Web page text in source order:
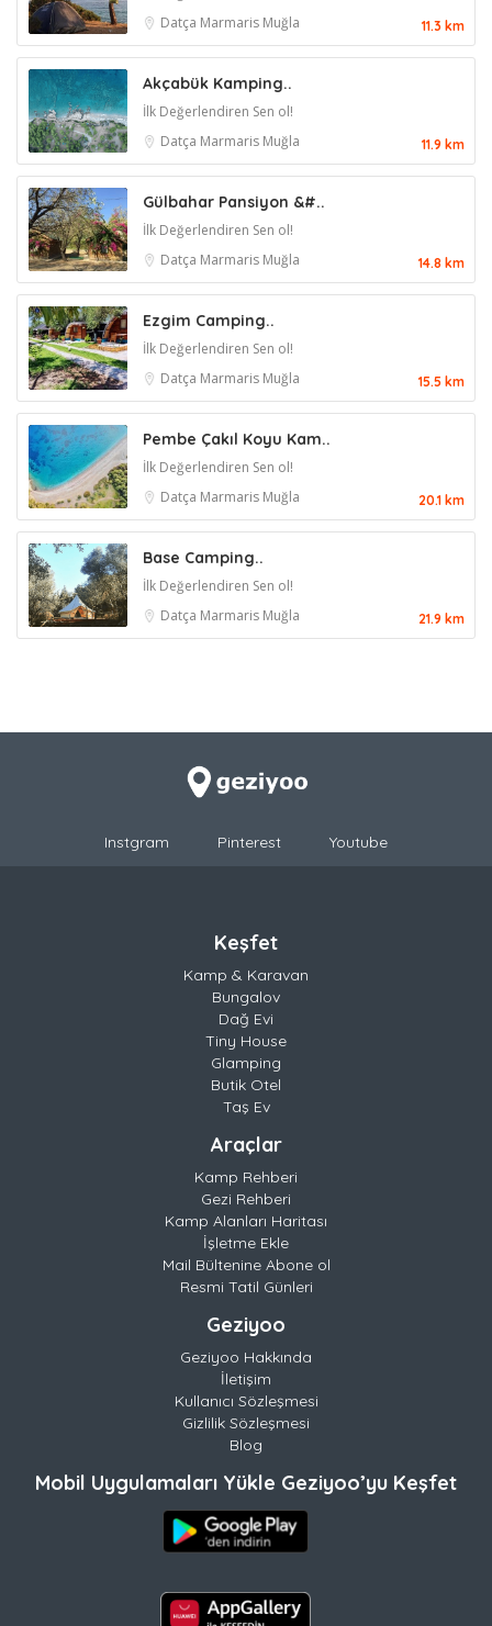
Datça Marmaris Muğla 11.3 km
Akçabük Kamping..
İlk Değerlendiren Sen ol!
Datça Marmaris Muğla 11.9 km
Gülbahar Pansiyon &#..
İlk Değerlendiren Sen ol!
Datça Marmaris Muğla 14.8 km
Ezgim Camping..
İlk Değerlendiren Sen ol!
Datça Marmaris Muğla 15.5 km
Pembe Çakıl Koyu Kam..
İlk Değerlendiren Sen ol!
Datça Marmaris Muğla 20.1 km
Base Camping..
İlk Değerlendiren Sen ol!
Datça Marmaris Muğla 21.9 km
Instgram Pinterest Youtube
Keşfet
Kamp & Karavan
Bungalov
Dağ Evi
Tiny House
Glamping
Butik Otel
Taş Ev
Araçlar
Kamp Rehberi
Gezi Rehberi
Kamp Alanları Haritası
İşletme Ekle
Mail Bültenine Abone ol
Resmi Tatil Günleri
Geziyoo
Geziyoo Hakkında
İletişim
Kullanıcı Sözleşmesi
Gizlilik Sözleşmesi
Blog
Mobil Uygulamaları Yükle Geziyoo’yu Keşfet